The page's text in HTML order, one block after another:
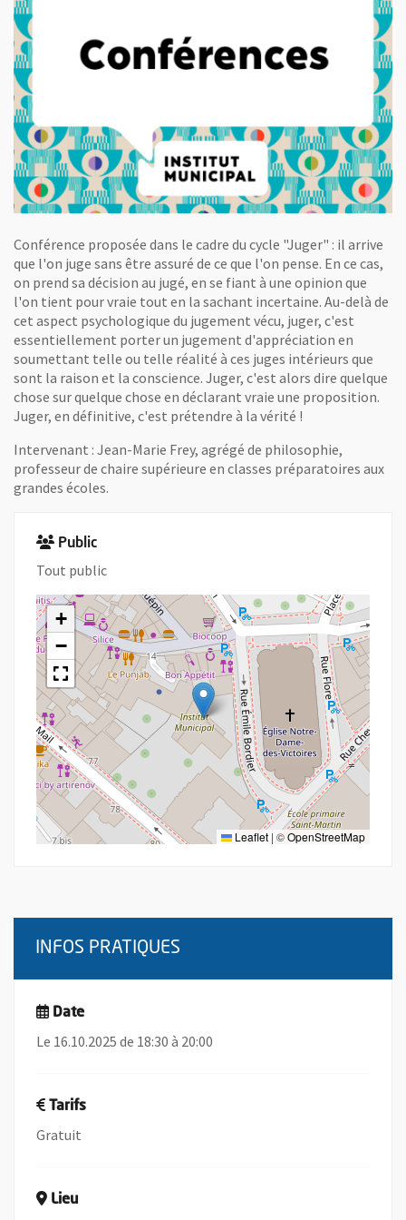
Conférence proposée dans le cadre du cycle "Juger" : il arrive
que l'on juge sans être assuré de ce que l'on pense. En ce cas,
on prend sa décision au jugé, en se fiant à une opinion que
l'on tient pour vraie tout en la sachant incertaine. Au-delà de
cet aspect psychologique du jugement vécu, juger, c'est
essentiellement porter un jugement d'appréciation en
soumettant telle ou telle réalité à ces juges intérieurs que
sont la raison et la conscience. Juger, c'est alors dire quelque
chose sur quelque chose en déclarant vraie une proposition.
Juger, en définitive, c'est prétendre à la vérité !
Intervenant : Jean-Marie Frey, agrégé de philosophie,
professeur de chaire supérieure en classes préparatoires aux
grandes écoles.
Public
Tout public
+
−
Leaflet | ©OpenStreetMap
INFOS PRATIQUES
Date
Le 16.10.2025 de 18:30 à 20:00
Tarifs
Gratuit
Lieu